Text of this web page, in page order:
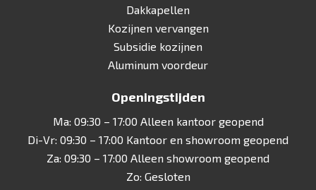
Dakkapellen
Kozijnen vervangen
Subsidie kozijnen
Aluminum voordeur
Openingstijden
Ma: 09:30 – 17:00 Alleen kantoor geopend
Di-Vr: 09:30 – 17:00 Kantoor en showroom geopend
Za: 09:30 – 17:00 Alleen showroom geopend
Zo: Gesloten